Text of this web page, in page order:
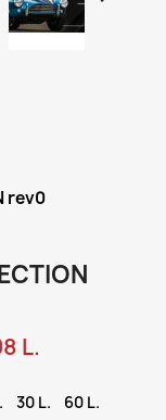
rev0
L.
30 L. 60 L.